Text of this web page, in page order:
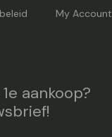
My Account
aankoop?